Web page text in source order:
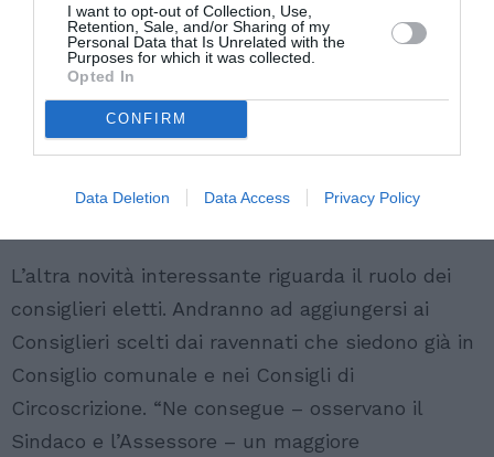
I want to opt-out of Collection, Use,
Retention, Sale, and/or Sharing of my
Personal Data that Is Unrelated with the
Purposes for which it was collected.
Opted In
CONFIRM
Data Deletion Data Access Privacy Policy
candidati e per i loro programmi, a prescindere
dalle aree geografiche di appartenenza. Ci
sembra un passo avanti importante, da
sottolineare: perché all’interno di una comunità
ci si confronta sulla base di problemi concreti e
oggettivi. Non sulla base di appartenenze
L’altra novità interessante riguarda il ruolo dei
consiglieri eletti. Andranno ad aggiungersi ai
Consiglieri scelti dai ravennati che siedono già in
Consiglio comunale e nei Consigli di
Circoscrizione. “Ne consegue – osservano il
Sindaco e l’Assessore – un maggiore